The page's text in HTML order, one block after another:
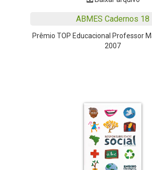
ABMES Cadernos 18
Prêmio TOP Educacional Professor
2007